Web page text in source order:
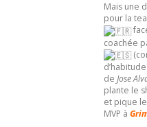
Mais une
pour la
coachée
de Jose
plante le
et pique
MVP à